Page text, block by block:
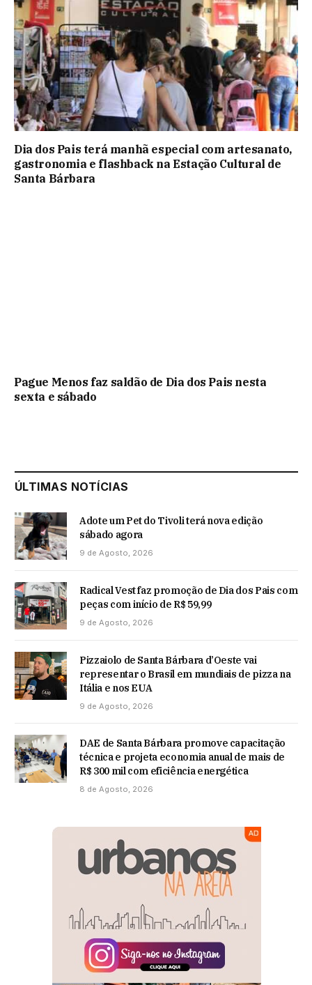
Dia dos Pais terá manhã especial com artesanato,
gastronomia e flashback na Estação Cultural de
Santa Bárbara
Pague Menos faz saldão de Dia dos Pais nesta
sexta e sábado
ÚLTIMAS NOTÍCIAS
Adote um Pet do Tivoli terá nova edição
sábado agora
9 de Agosto, 2026
Radical Vest faz promoção de Dia dos Pais com
peças com início de R$ 59,99
9 de Agosto, 2026
Pizzaiolo de Santa Bárbara d’Oeste vai
representar o Brasil em mundiais de pizza na
Itália e nos EUA
9 de Agosto, 2026
DAE de Santa Bárbara promove capacitação
técnica e projeta economia anual de mais de
R$ 300 mil com eficiência energética
8 de Agosto, 2026